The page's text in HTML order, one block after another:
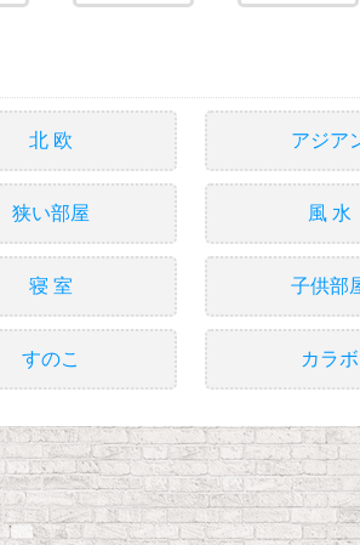
北 欧 アジア
狭い部屋 風 水
寝 室 子供部
すのこ カラボ